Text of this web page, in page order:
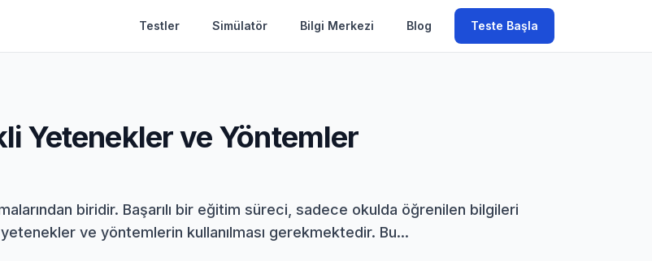
Testler Simülatör Bilgi Merkezi Blog Teste Başla
Yetenekler ve Yöntemler
biridir. Başarılı bir eğitim süreci, sadece okulda öğrenilen bilgileri
ve yöntemlerin kullanılması gerekmektedir. Bu...